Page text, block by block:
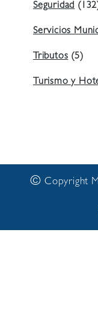
Seguridad
Servicios
Tributos (5)
Turismo y
© Copyright